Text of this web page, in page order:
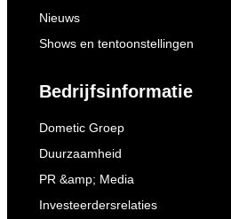
Nieuws
Shows en tentoonstellingen
Bedrijfsinformatie
Dometic Groep
Duurzaamheid
PR &amp; Media
Investeerdersrelaties